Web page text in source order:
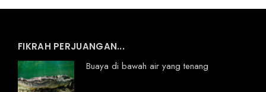
FIKRAH PERJUANGAN...
Buaya di bawah air yang tenang